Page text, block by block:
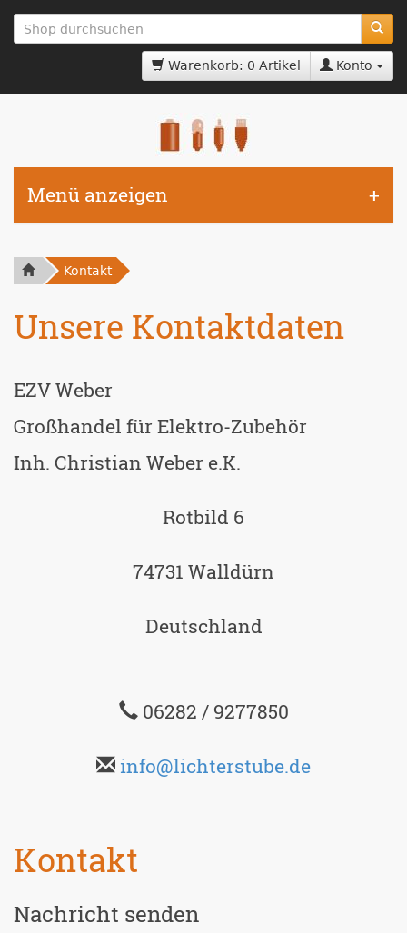
zum
Hauptinhalt
Warenkorb: 0 Artikel Konto
Menü anzeigen
Kontakt
Unsere Kontaktdaten
EZV Weber
Großhandel für Elektro-Zubehör
Inh. Christian Weber e.K.
Rotbild 6
74731 Walldürn
Deutschland
06282 / 9277850
info@lichterstube.de
Kontakt
Nachricht senden